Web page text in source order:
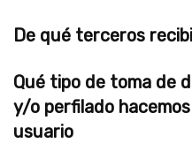
De qué terceros
Qué tipo de toma de
y/o perfilado
usuario